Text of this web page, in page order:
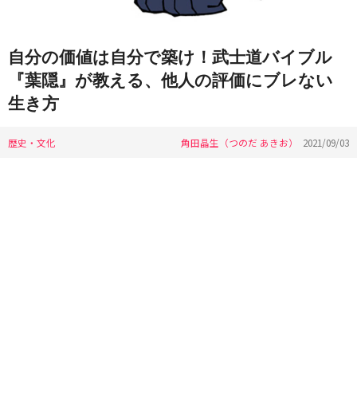
自分の価値は自分で築け！武士道バイブル
『葉隠』が教える、他人の評価にブレない
生き方
歴史・文化 角田晶生（つのだ あきお） 2021/09/03